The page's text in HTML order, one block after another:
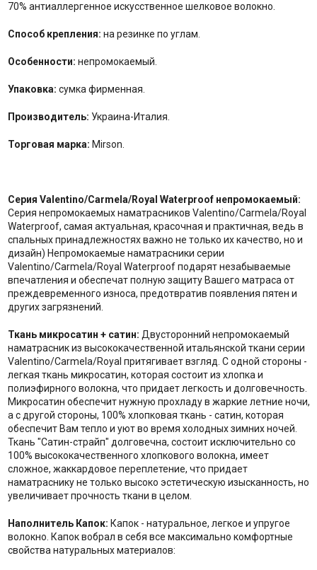
70% антиаллергенное искусственное шелковое волокно.
Способ крепления: на резинке по углам.
Особенности: непромокаемый.
Упаковка: сумка фирменная.
Производитель: Украина-Италия.
Торговая марка: Mirson.
Серия Valentino/Carmela/Royal Waterproof непромокаемый:
Серия непромокаемых наматрасников Valentino/Carmela/Royal
Waterproof, самая актуальная, красочная и практичная, ведь в
спальных принадлежностях важно не только их качество, но и
дизайн) Непромокаемые наматрасники серии
Valentino/Carmela/Royal Waterproof подарят незабываемые
впечатления и обеспечат полную защиту Вашего матраса от
преждевременного износа, предотвратив появления пятен и
других загрязнений.
Ткань микросатин + сатин: Двусторонний непромокаемый
наматрасник из высококачественной итальянской ткани серии
Valentino/Carmela/Royal притягивает взгляд. С одной стороны -
легкая ткань микросатин, которая состоит из хлопка и
полиэфирного волокна, что придает легкость и долговечность.
Микросатин обеспечит нужную прохладу в жаркие летние ночи,
а с другой стороны, 100% хлопковая ткань - сатин, которая
обеспечит Вам тепло и уют во время холодных зимних ночей.
Ткань "Сатин-страйп" долговечна, состоит исключительно со
100% высококачественного хлопкового волокна, имеет
сложное, жаккардовое переплетение, что придает
наматраснику не только высоко эстетическую изысканность, но
увеличивает прочность ткани в целом.
Наполнитель Капок: Капок - натуральное, легкое и упругое
волокно. Капок вобрал в себя все максимально комфортные
свойства натуральных материалов: